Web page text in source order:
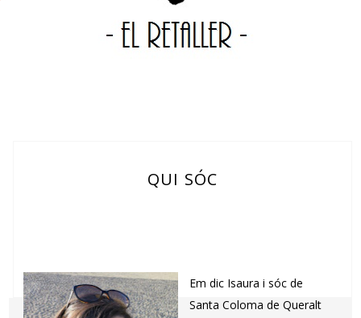
QUI SÓC
Em dic Isaura i sóc de
Santa Coloma de Queralt